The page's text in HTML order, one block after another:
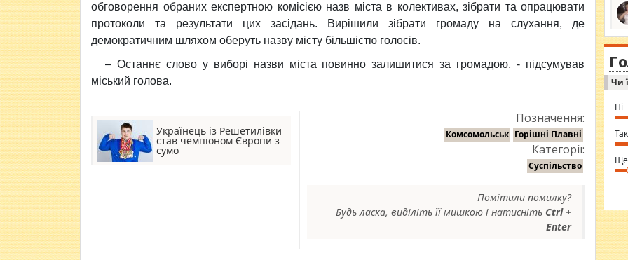
обговорення обраних експертною комісією назв міста в колективах, зібрати та опрацювати
протоколи та результати цих засідань. Вирішили зібрати громаду на слухання, де
демократичним шляхом оберуть назву місту більшістю голосів.
– Останнє слово у виборі назви міста повинно залишитися за громадою, - підсумував
міський голова.
Українець із Решетилівки
став чемпіоном Європи з
сумо
Позначення:
Комсомольськ Горішні Плавні
Категорії:
Суспільство
Помітили помилку?
Будь ласка, виділіть її мишкою і натисніть Ctrl +
Enter
за
ми
in
⇒
Чи
Ні
Так
Ще